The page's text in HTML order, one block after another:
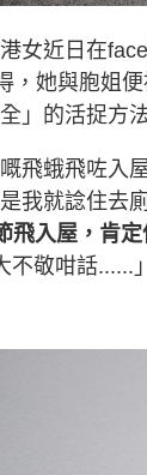
女近日在
，她與胞姐
」的活捉方
飛蛾飛咗入
我就諗住去
飛入屋，肯
敬咁話......」